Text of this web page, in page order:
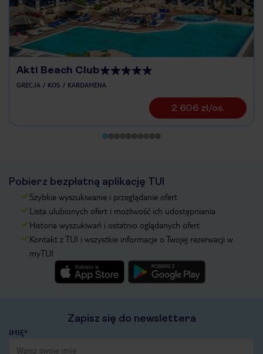
Akti Beach Club
GRECJA KOS KARDAMENA
2 606 zł/os.
Pobierz bezpłatną aplikację TUI
Szybkie wyszukiwanie i przeglądanie ofert
Lista ulubionych ofert i możliwość ich udostępniania
Historia wyszukiwań i ostatnio oglądanych ofert
Kontakt z TUI i wszystkie informacje o Twojej rezerwacji w
myTUI
Zapisz się do newslettera
IMIĘ*